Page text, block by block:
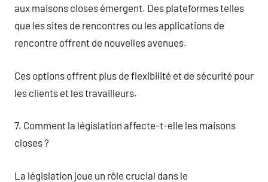
aux maisons closes émergent. Des plateformes telles
que les sites de rencontres ou les applications de
rencontre offrent de nouvelles avenues.
Ces options offrent plus de flexibilité et de sécurité pour
les clients et les travailleurs.
7. Comment la législation affecte-t-elle les maisons
closes ?
La législation joue un rôle crucial dans le